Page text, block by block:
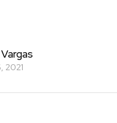
2021